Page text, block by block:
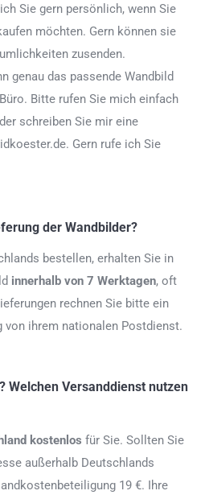
Sie gern persönlich, wenn Sie
möchten. Gern können sie
zusenden.
genau das passende Wandbild
Bitte rufen Sie mich einfach
schreiben Sie mir eine
Gern rufe ich Sie
der Wandbilder?
bestellen, erhalten Sie in
innerhalb von 7 Werktagen, oft
rechnen Sie bitte ein
von ihrem nationalen Postdienst.
Welchen Versanddienst nutzen
kostenlos für Sie. Sollten Sie
außerhalb Deutschlands
19 €. Ihre